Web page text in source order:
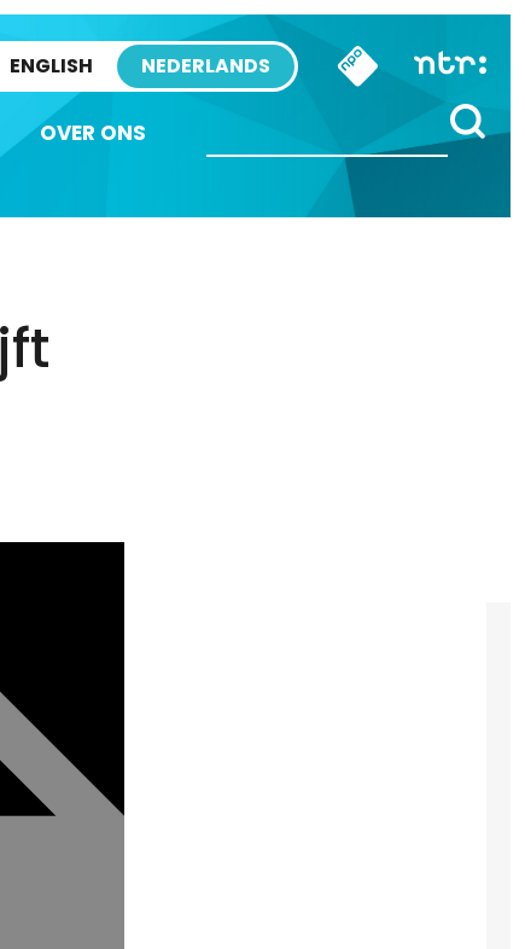
ENGLISH NEDERLANDS
OVER ONS